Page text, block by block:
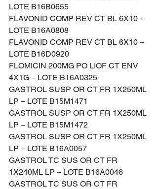
LOTE B16B0655
FLAVONID COMP REV CT BL 6X10 –
LOTE B16A0808
FLAVONID COMP REV CT BL 6X10 –
LOTE B16D0920
FLOMICIN 200MG PO LIOF CT ENV
4X1G – LOTE B16A0325
GASTROL SUSP OR CT FR 1X250ML
LP – LOTE B15M1471
GASTROL SUSP OR CT FR 1X250ML
LP – LOTE B15M1472
GASTROL SUSP OR CT FR 1X250ML
LP – LOTE B16A0057
GASTROL TC SUS OR CT FR
1X240ML LP – LOTE B16A0046
GASTROL TC SUS OR CT FR